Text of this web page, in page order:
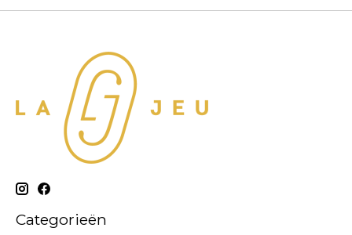
Categorieën